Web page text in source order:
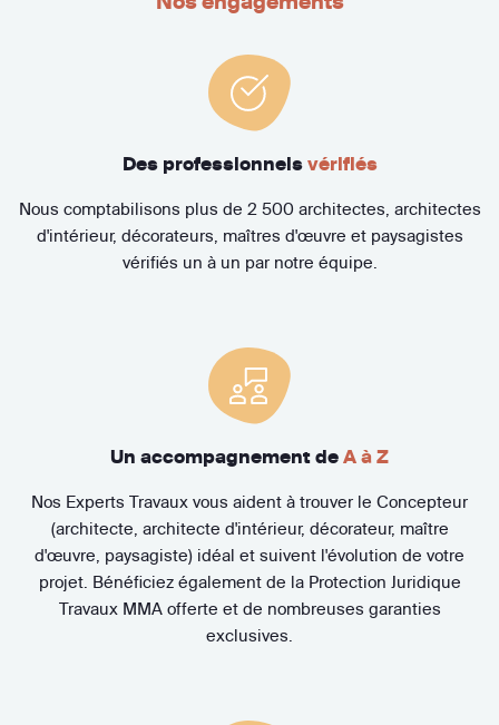
Des professionnels vérifiés
Nous comptabilisons plus de 2 500 architectes, architectes
d'intérieur, décorateurs, maîtres d'œuvre et paysagistes
vérifiés un à un par notre équipe.
Un accompagnement de A à Z
Nos Experts Travaux vous aident à trouver le Concepteur
(architecte, architecte d'intérieur, décorateur, maître
d'œuvre, paysagiste) idéal et suivent l'évolution de votre
projet. Bénéficiez également de la Protection Juridique
Travaux MMA offerte et de nombreuses garanties
exclusives.